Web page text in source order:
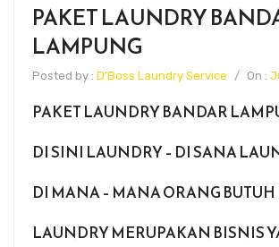
PAKET LAUNDRY
LAMPUNG
Posted by : D'Boss Laundry Service / On :
PAKET LAUNDRY BANDAR
DI SINI LAUNDRY – DI SANA
DI MANA – MANA ORANG
LAUNDRY MERUPAKAN BISNIS